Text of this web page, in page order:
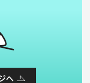
へ